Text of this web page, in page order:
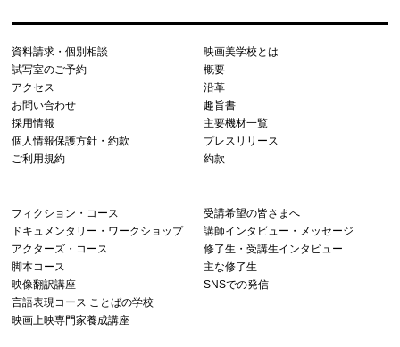
資料請求・個別相談
試写室のご予約
アクセス
お問い合わせ
採用情報
個人情報保護方針・約款
ご利用規約
映画美学校とは
概要
沿革
趣旨書
主要機材一覧
プレスリリース
約款
フィクション・コース
ドキュメンタリー・ワークショップ
アクターズ・コース
脚本コース
映像翻訳講座
言語表現コース ことばの学校
映画上映専門家養成講座
受講希望の皆さまへ
講師インタビュー・メッセージ
修了生・受講生インタビュー
主な修了生
SNSでの発信